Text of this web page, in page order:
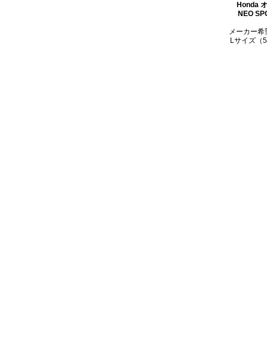
Honda
NEO
メーカー
Lサイズ（